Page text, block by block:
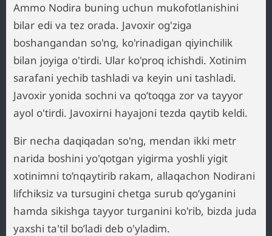
Ammo Nodira buning uchun mukofotlanishini
bilar edi va tez orada. Javoxir og'ziga
boshangandan so'ng, ko'rinadigan qiyinchilik
bilan joyiga o'tirdi. Ular ko'proq ichishdi. Xotinim
sarafani yechib tashladi va keyin uni tashladi.
Javoxir yonida sochni va qo’toqga zor va tayyor
ayol o'tirdi. Javoxirni hayajoni tezda qaytib keldi.
Bir necha daqiqadan so'ng, mendan ikki metr
narida boshini yo'qotgan yigirma yoshli yigit
xotinimni to’nqaytirib rakam, allaqachon Nodirani
lifchiksiz va tursugini chetga surub qo’yganini
hamda sikishga tayyor turganini ko'rib, bizda juda
yaxshi ta'til bo’ladi deb o'yladim.